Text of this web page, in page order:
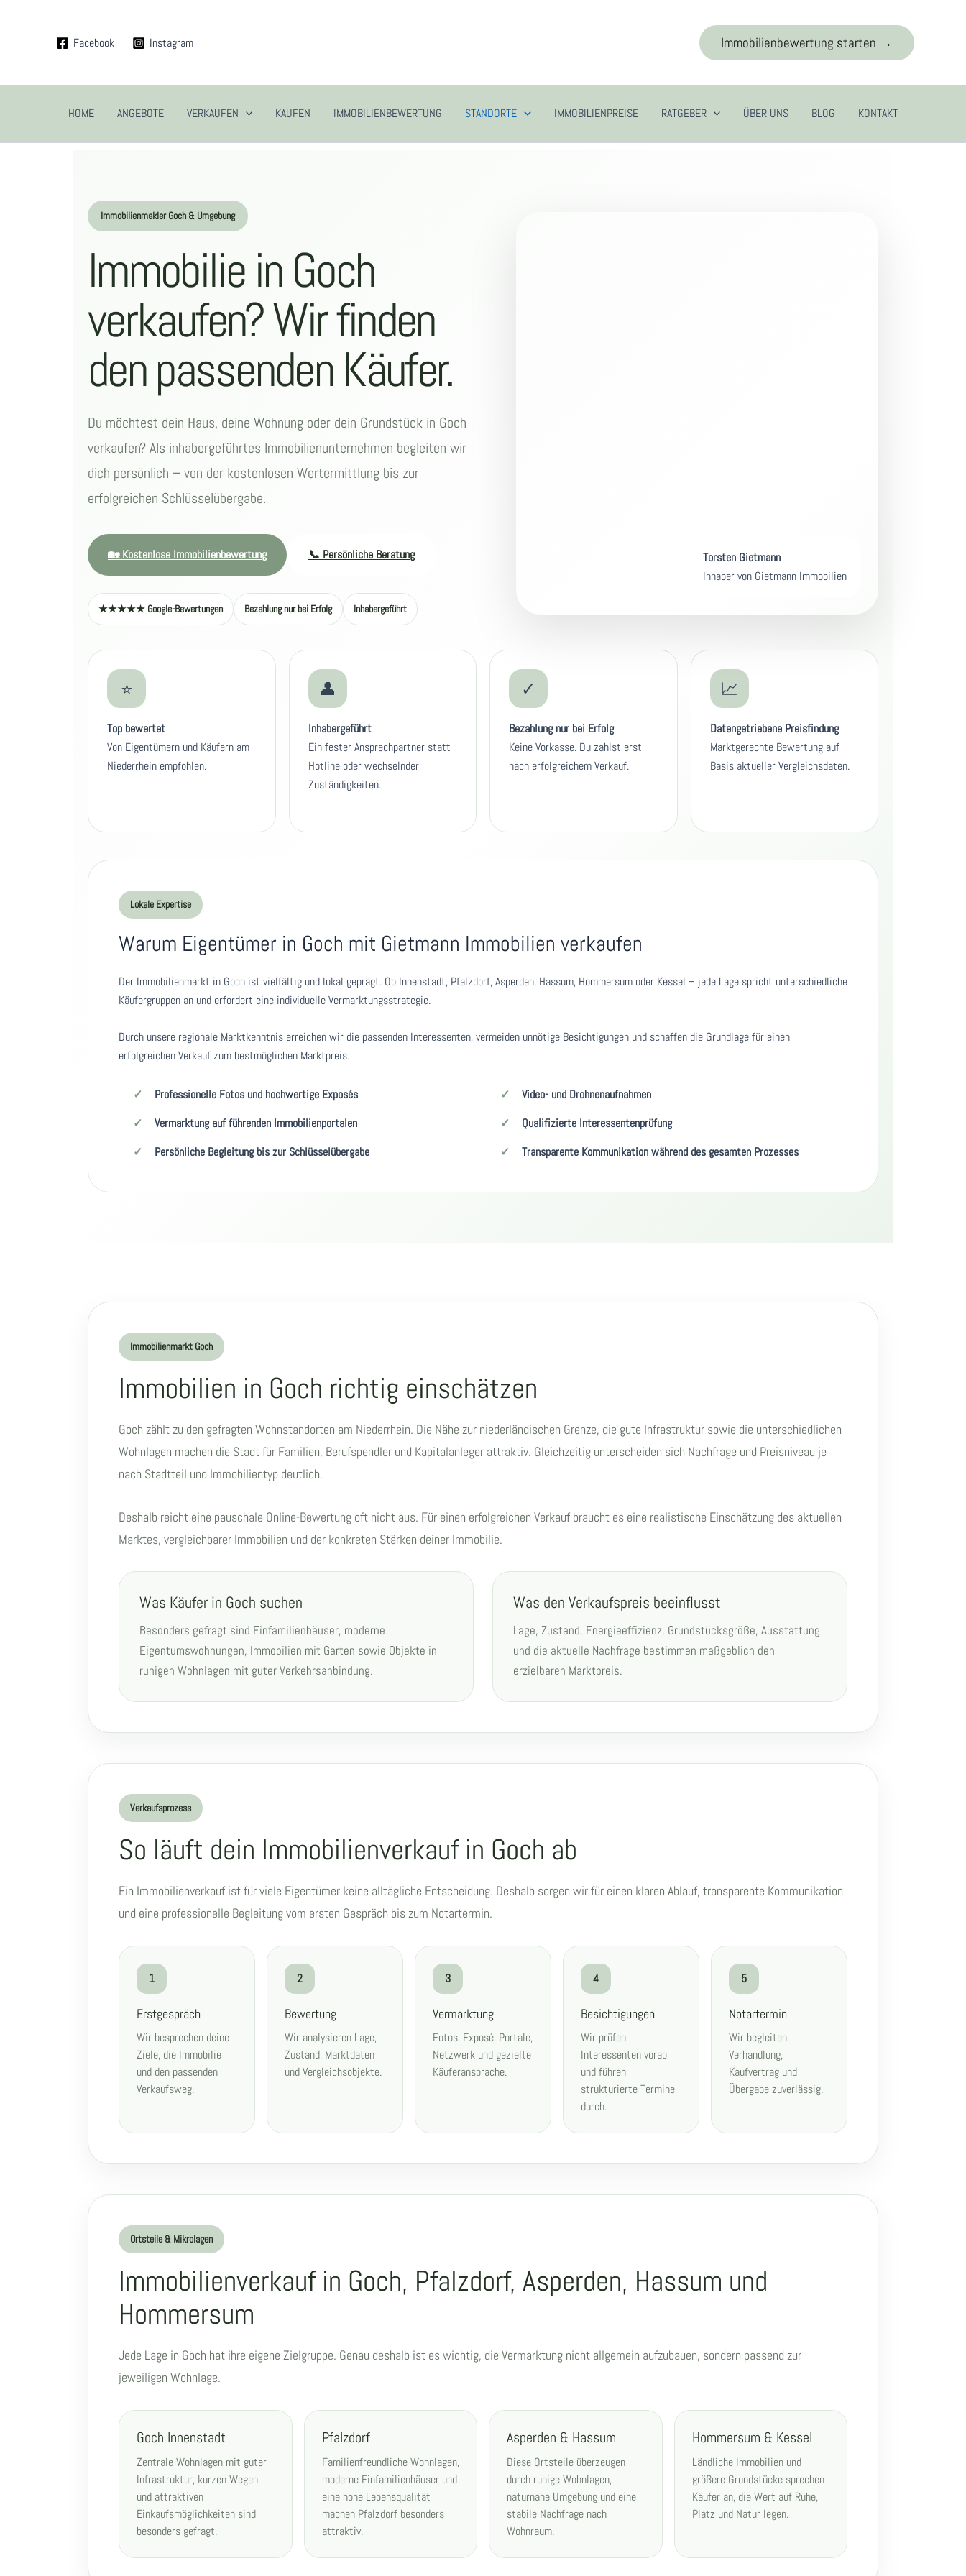
Facebook Instagram Immobilienbewertung starten →
HOME ANGEBOTE VERKAUFEN KAUFEN IMMOBILIENBEWERTUNG STANDORTE IMMOBILIENPREISE RATGEBER ÜBER UNS BLOG KONTAKT
Immobilienmakler Goch & Umgebung
Immobilie in Goch
verkaufen? Wir finden
den passenden Käufer.
Du möchtest dein Haus, deine Wohnung oder dein Grundstück in Goch
verkaufen? Als inhabergeführtes Immobilienunternehmen begleiten wir
dich persönlich – von der kostenlosen Wertermittlung bis zur
erfolgreichen Schlüsselübergabe.
🏡 Kostenlose Immobilienbewertung 📞 Persönliche Beratung
★★★★★ Google-Bewertungen Bezahlung nur bei Erfolg Inhabergeführt
Torsten Gietmann
Inhaber von Gietmann Immobilien
⭐
Top bewertet
Von Eigentümern und Käufern am
Niederrhein empfohlen.
👤
Inhabergeführt
Ein fester Ansprechpartner statt
Hotline oder wechselnder
Zuständigkeiten.
✓
Bezahlung nur bei Erfolg
Keine Vorkasse. Du zahlst erst
nach erfolgreichem Verkauf.
📈
Datengetriebene Preisfindung
Marktgerechte Bewertung auf
Basis aktueller Vergleichsdaten.
Lokale Expertise
Warum Eigentümer in Goch mit Gietmann Immobilien verkaufen
Der Immobilienmarkt in Goch ist vielfältig und lokal geprägt. Ob Innenstadt, Pfalzdorf, Asperden, Hassum, Hommersum oder Kessel – jede Lage spricht unterschiedliche
Käufergruppen an und erfordert eine individuelle Vermarktungsstrategie.
Durch unsere regionale Marktkenntnis erreichen wir die passenden Interessenten, vermeiden unnötige Besichtigungen und schaffen die Grundlage für einen
erfolgreichen Verkauf zum bestmöglichen Marktpreis.
Professionelle Fotos und hochwertige Exposés
Video- und Drohnenaufnahmen
Vermarktung auf führenden Immobilienportalen
Qualifizierte Interessentenprüfung
Persönliche Begleitung bis zur Schlüsselübergabe
Transparente Kommunikation während des gesamten Prozesses
Immobilienmarkt Goch
Immobilien in Goch richtig einschätzen
Goch zählt zu den gefragten Wohnstandorten am Niederrhein. Die Nähe zur niederländischen Grenze, die gute Infrastruktur sowie die unterschiedlichen
Wohnlagen machen die Stadt für Familien, Berufspendler und Kapitalanleger attraktiv. Gleichzeitig unterscheiden sich Nachfrage und Preisniveau je
nach Stadtteil und Immobilientyp deutlich.
Deshalb reicht eine pauschale Online-Bewertung oft nicht aus. Für einen erfolgreichen Verkauf braucht es eine realistische Einschätzung des aktuellen
Marktes, vergleichbarer Immobilien und der konkreten Stärken deiner Immobilie.
Was Käufer in Goch suchen
Besonders gefragt sind Einfamilienhäuser, moderne
Eigentumswohnungen, Immobilien mit Garten sowie Objekte in
ruhigen Wohnlagen mit guter Verkehrsanbindung.
Was den Verkaufspreis beeinflusst
Lage, Zustand, Energieeffizienz, Grundstücksgröße, Ausstattung
und die aktuelle Nachfrage bestimmen maßgeblich den
erzielbaren Marktpreis.
Verkaufsprozess
So läuft dein Immobilienverkauf in Goch ab
Ein Immobilienverkauf ist für viele Eigentümer keine alltägliche Entscheidung. Deshalb sorgen wir für einen klaren Ablauf, transparente Kommunikation
und eine professionelle Begleitung vom ersten Gespräch bis zum Notartermin.
1
Erstgespräch
Wir besprechen deine
Ziele, die Immobilie
und den passenden
Verkaufsweg.
2
Bewertung
Wir analysieren Lage,
Zustand, Marktdaten
und Vergleichsobjekte.
3
Vermarktung
Fotos, Exposé, Portale,
Netzwerk und gezielte
Käuferansprache.
4
Besichtigungen
Wir prüfen
Interessenten vorab
und führen
strukturierte Termine
durch.
5
Notartermin
Wir begleiten
Verhandlung,
Kaufvertrag und
Übergabe zuverlässig.
Ortsteile & Mikrolagen
Immobilienverkauf in Goch, Pfalzdorf, Asperden, Hassum und
Hommersum
Jede Lage in Goch hat ihre eigene Zielgruppe. Genau deshalb ist es wichtig, die Vermarktung nicht allgemein aufzubauen, sondern passend zur
jeweiligen Wohnlage.
Goch Innenstadt
Zentrale Wohnlagen mit guter
Infrastruktur, kurzen Wegen
und attraktiven
Einkaufsmöglichkeiten sind
besonders gefragt.
Pfalzdorf
Familienfreundliche Wohnlagen,
moderne Einfamilienhäuser und
eine hohe Lebensqualität
machen Pfalzdorf besonders
attraktiv.
Asperden & Hassum
Diese Ortsteile überzeugen
durch ruhige Wohnlagen,
naturnahe Umgebung und eine
stabile Nachfrage nach
Wohnraum.
Hommersum & Kessel
Ländliche Immobilien und
größere Grundstücke sprechen
Käufer an, die Wert auf Ruhe,
Platz und Natur legen.